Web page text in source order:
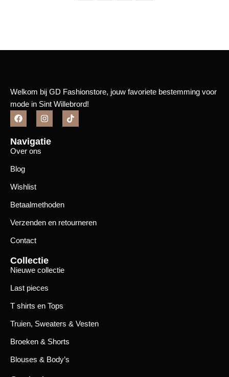
Welkom bij GD Fashionstore, jouw favoriete bestemming voor
mode in Sint Willebrord!
Navigatie
Over ons
Blog
Wishlist
Betaalmethoden
Verzenden en retourneren
Contact
Collectie
Nieuwe collectie
Last pieces
T shirts en Tops
Truien, Sweaters & Vesten
Broeken & Shorts
Blouses & Body’s